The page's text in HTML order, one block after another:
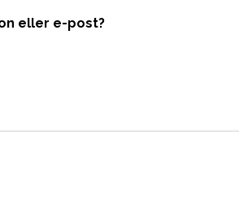
eller e-post?